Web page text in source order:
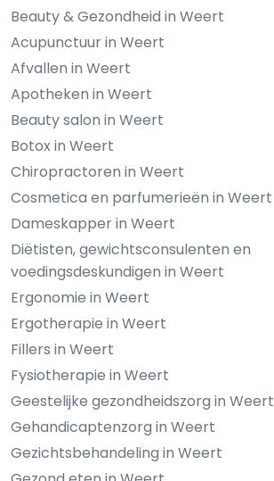
Beauty & Gezondheid in Weert
Acupunctuur in Weert
Afvallen in Weert
Apotheken in Weert
Beauty salon in Weert
Botox in Weert
Chiropractoren in Weert
Cosmetica en parfumerieën in Weert
Dameskapper in Weert
Diëtisten, gewichtsconsulenten en
voedingsdeskundigen in Weert
Ergonomie in Weert
Ergotherapie in Weert
Fillers in Weert
Fysiotherapie in Weert
Geestelijke gezondheidszorg in Weert
Gehandicaptenzorg in Weert
Gezichtsbehandeling in Weert